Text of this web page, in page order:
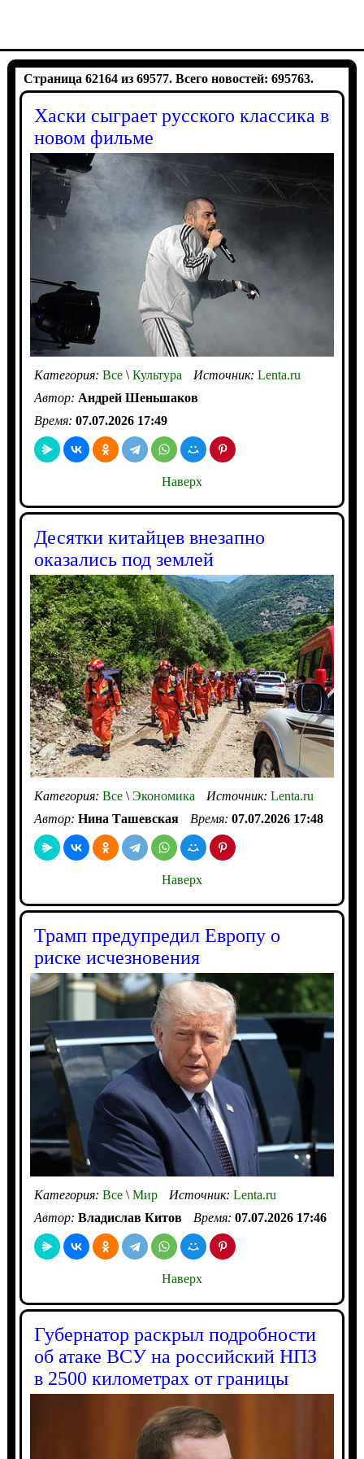
Страница 62164 из 69577. Всего новостей: 695763.
Хаски сыграет русского классика в
новом фильме
Категория: Все\Культура Источник: Lenta.ru
Автор: Андрей Шеньшаков
Время: 07.07.2026 17:49
Наверх
Десятки китайцев внезапно
оказались под землей
Категория: Все\Экономика Источник: Lenta.ru
Автор: Нина Ташевская Время: 07.07.2026 17:48
Наверх
Трамп предупредил Европу о
риске исчезновения
Категория: Все\Мир Источник: Lenta.ru
Автор: Владислав Китов Время: 07.07.2026 17:46
Наверх
Губернатор раскрыл подробности
об атаке ВСУ на российский НПЗ
в 2500 километрах от границы